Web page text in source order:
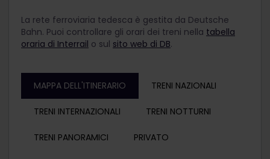
La rete ferroviaria tedesca è gestita da Deutsche
Bahn. Puoi controllare gli orari dei treni nella tabella
oraria di Interrail o sul sito web di DB.
MAPPA DELL'ITINERARIO TRENI NAZIONALI
TRENI INTERNAZIONALI TRENI NOTTURNI
TRENI PANORAMICI PRIVATO